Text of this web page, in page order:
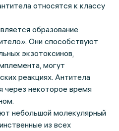
относятся к классу
образование
Они способствуют
экзотоксинов,
могут
реакциях. Антитела
через некоторое время
небольшой молекулярный
из всех